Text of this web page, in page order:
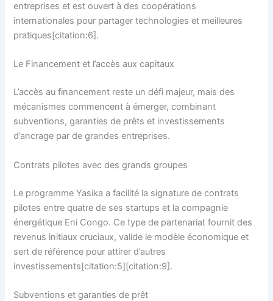
entreprises et est ouvert à des coopérations
internationales pour partager technologies et meilleures
pratiques[citation:6].
Le Financement et l’accès aux capitaux
L’accès au financement reste un défi majeur, mais des
mécanismes commencent à émerger, combinant
subventions, garanties de prêts et investissements
d’ancrage par de grandes entreprises.
Contrats pilotes avec des grands groupes
Le programme Yasika a facilité la signature de contrats
pilotes entre quatre de ses startups et la compagnie
énergétique Eni Congo. Ce type de partenariat fournit des
revenus initiaux cruciaux, valide le modèle économique et
sert de référence pour attirer d’autres
investissements[citation:5][citation:9].
Subventions et garanties de prêt